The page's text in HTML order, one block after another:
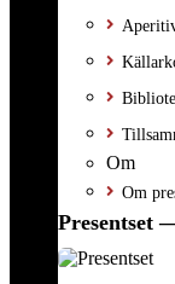
Om
Om
Presentset